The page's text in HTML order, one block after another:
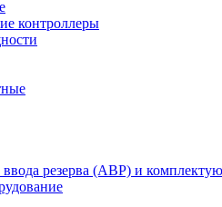
контроллеры
ввода резерва (АВР) и